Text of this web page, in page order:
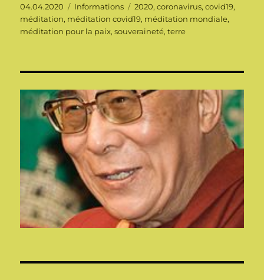
Publié
le
04.04.2020 Catégories
Informations Étiquettes
2020,coronavirus,covid19,
méditation, méditation covid19, méditation mondiale,
méditation pour la paix,souveraineté,terre